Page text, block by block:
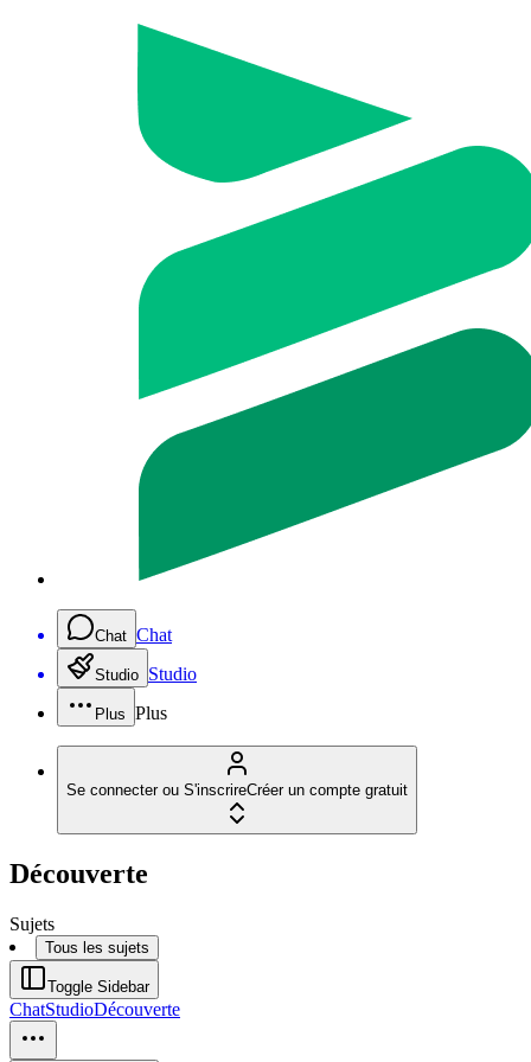
Chat Chat
Studio Studio
Plus Plus
Se connecter ou S'inscrireCréer un compte gratuit
Découverte
Sujets
Tous les sujets
Toggle Sidebar
ChatStudioDécouverte